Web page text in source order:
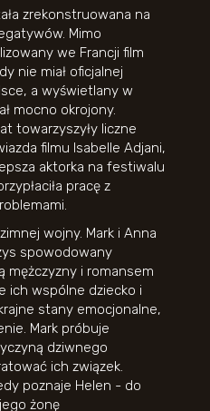
zrekonstruowana na
Mimo
we Francji film
nie miał oficjalnej
a wyświetlany w
mocno okrojony.
towarzyszyły liczne
filmu Isabelle Adjani,
aktorka na festiwalu
pracę z
wojny. Mark i Anna
spowodowany
mężczyzny i romansem
ich wspólne dziecko i
stany emocjonalne,
Mark próbuje
dziwnego
ich związek.
poznaje Helen - do
żonę